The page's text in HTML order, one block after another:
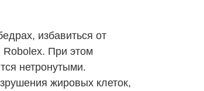
избавиться от
Robolex. При этом
нетронутыми.
жировых клеток,